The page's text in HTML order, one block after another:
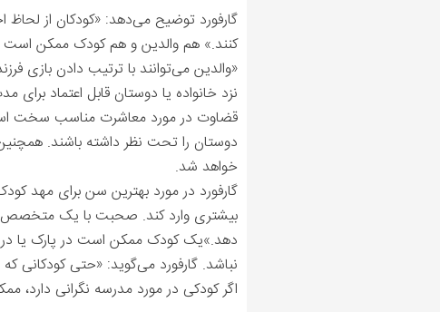
گارفورد توضیح می‌دهد: «کودکان از لحاظ
کنند.» هم والدین و هم کودک ممکن است
«والدین می‌توانند با ترتیب دادن بازی
نزد خانواده یا دوستان قابل اعتماد برای
قضاوت در مورد معاشرت مناسب سخت است؛
دوستان را تحت نظر داشته باشند.
خواهد شد.
گارفورد در مورد بهترین سن برای مهد
بیشتری وارد کند. صحبت با یک متخصص
دهد.»یک کودک ممکن است در پارک یا در
نباشد. گارفورد می‌گوید: «حتی کودکانی
اگر کودکی در مورد مدرسه نگرانی دارد،